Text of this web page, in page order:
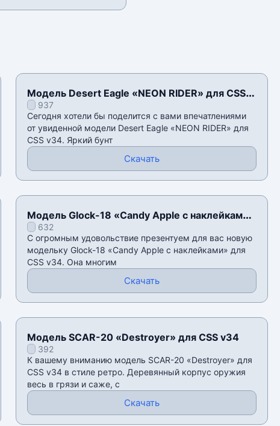
Модель Desert Eagle «NEON RIDER» для CSS
v34937
Сегодня хотели бы поделится с вами впечатлениями
от увиденной модели Desert Eagle «NEON RIDER» для
CSS v34. Яркий бунт
Скачать
Модель Glock-18 «Candy Apple с наклейками»
для CSS v34
632
С огромным удовольствие презентуем для вас новую
модельку Glock-18 «Candy Apple с наклейками» для
CSS v34. Она многим
Скачать
Модель SCAR-20 «Destroyer» для CSS v34
392
К вашему вниманию модель SCAR-20 «Destroyer» для
CSS v34 в стиле ретро. Деревянный корпус оружия
весь в грязи и саже, с
Скачать